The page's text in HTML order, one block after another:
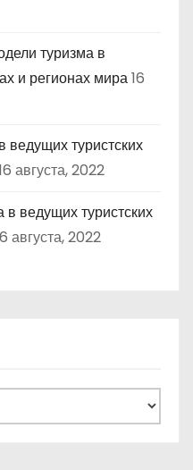
туризма в
и регионах мира16
туристских
августа, 2022
ведущих туристских
августа, 2022